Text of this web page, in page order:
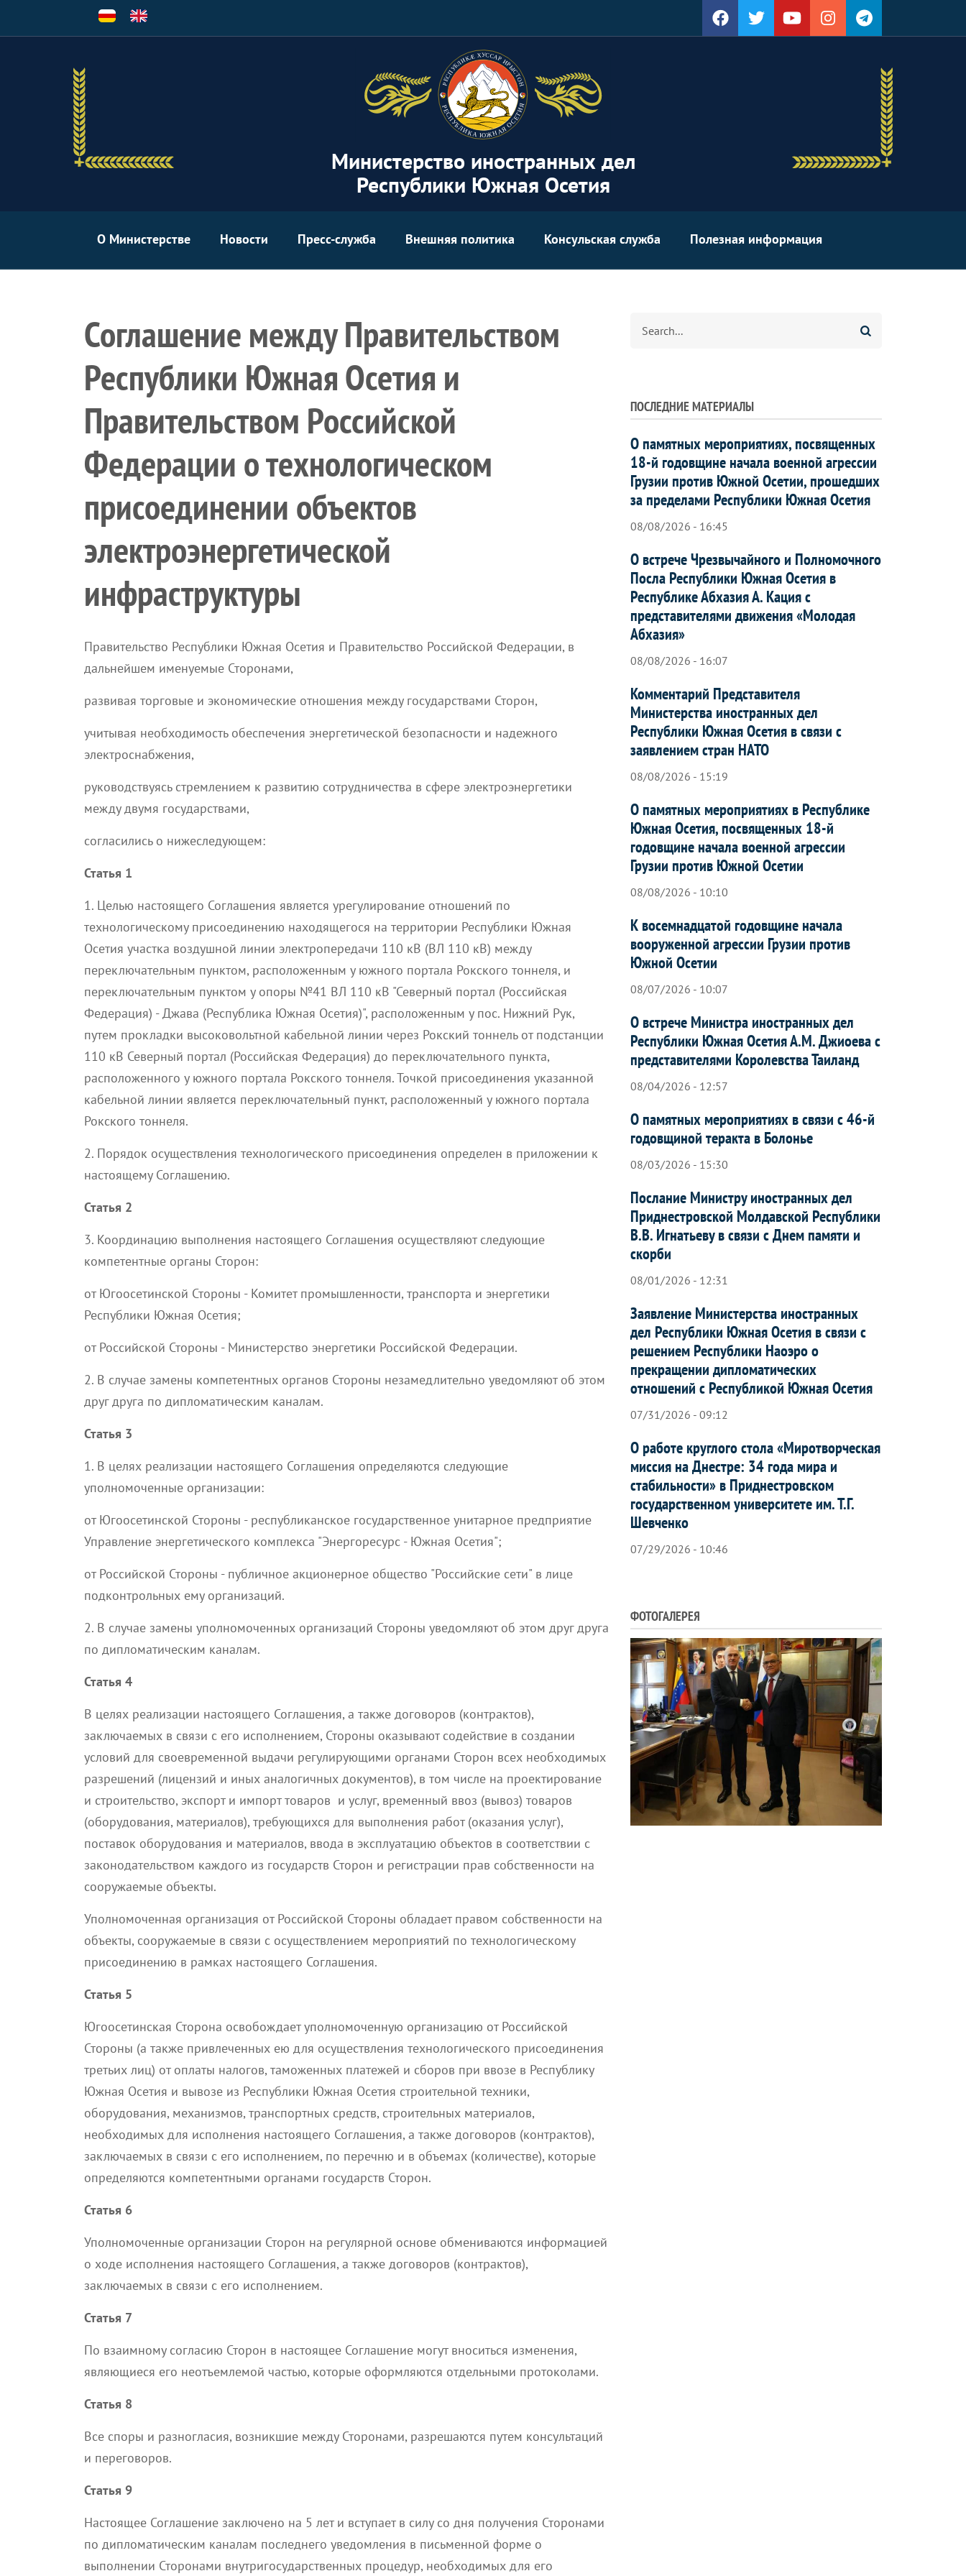
Министерство иностранных дел
Республики Южная Осетия
О Министерстве Новости Пресс-служба Внешняя политика Консульская служба Полезная информация
Соглашение между Правительством
Республики Южная Осетия и
Правительством Российской
Федерации о технологическом
присоединении объектов
электроэнергетической
инфраструктуры
Правительство Республики Южная Осетия и Правительство Российской Федерации, в
дальнейшем именуемые Сторонами,
развивая торговые и экономические отношения между государствами Сторон,
учитывая необходимость обеспечения энергетической безопасности и надежного
электроснабжения,
руководствуясь стремлением к развитию сотрудничества в сфере электроэнергетики
между двумя государствами,
согласились о нижеследующем:
Статья 1
1. Целью настоящего Соглашения является урегулирование отношений по
технологическому присоединению находящегося на территории Республики Южная
Осетия участка воздушной линии электропередачи 110 кВ (ВЛ 110 кВ) между
переключательным пунктом, расположенным у южного портала Рокского тоннеля, и
переключательным пунктом у опоры №41 ВЛ 110 кВ "Северный портал (Российская
Федерация) - Джава (Республика Южная Осетия)", расположенным у пос. Нижний Рук,
путем прокладки высоковольтной кабельной линии через Рокский тоннель от подстанции
110 кВ Северный портал (Российская Федерация) до переключательного пункта,
расположенного у южного портала Рокского тоннеля. Точкой присоединения указанной
кабельной линии является переключательный пункт, расположенный у южного портала
Рокского тоннеля.
2. Порядок осуществления технологического присоединения определен в приложении к
настоящему Соглашению.
Статья 2
3. Координацию выполнения настоящего Соглашения осуществляют следующие
компетентные органы Сторон:
от Югоосетинской Стороны - Комитет промышленности, транспорта и энергетики
Республики Южная Осетия;
от Российской Стороны - Министерство энергетики Российской Федерации.
2. В случае замены компетентных органов Стороны незамедлительно уведомляют об этом
друг друга по дипломатическим каналам.
Статья 3
1. В целях реализации настоящего Соглашения определяются следующие
уполномоченные организации:
от Югоосетинской Стороны - республиканское государственное унитарное предприятие
Управление энергетического комплекса "Энергоресурс - Южная Осетия";
от Российской Стороны - публичное акционерное общество "Российские сети" в лице
подконтрольных ему организаций.
2. В случае замены уполномоченных организаций Стороны уведомляют об этом друг друга
по дипломатическим каналам.
Статья 4
В целях реализации настоящего Соглашения, а также договоров (контрактов),
заключаемых в связи с его исполнением, Стороны оказывают содействие в создании
условий для своевременной выдачи регулирующими органами Сторон всех необходимых
разрешений (лицензий и иных аналогичных документов), в том числе на проектирование
и строительство, экспорт и импорт товаров и услуг, временный ввоз (вывоз) товаров
(оборудования, материалов), требующихся для выполнения работ (оказания услуг),
поставок оборудования и материалов, ввода в эксплуатацию объектов в соответствии с
законодательством каждого из государств Сторон и регистрации прав собственности на
сооружаемые объекты.
Уполномоченная организация от Российской Стороны обладает правом собственности на
объекты, сооружаемые в связи с осуществлением мероприятий по технологическому
присоединению в рамках настоящего Соглашения.
Статья 5
Югоосетинская Сторона освобождает уполномоченную организацию от Российской
Стороны (а также привлеченных ею для осуществления технологического присоединения
третьих лиц) от оплаты налогов, таможенных платежей и сборов при ввозе в Республику
Южная Осетия и вывозе из Республики Южная Осетия строительной техники,
оборудования, механизмов, транспортных средств, строительных материалов,
необходимых для исполнения настоящего Соглашения, а также договоров (контрактов),
заключаемых в связи с его исполнением, по перечню и в объемах (количестве), которые
определяются компетентными органами государств Сторон.
Статья 6
Уполномоченные организации Сторон на регулярной основе обмениваются информацией
о ходе исполнения настоящего Соглашения, а также договоров (контрактов),
заключаемых в связи с его исполнением.
Статья 7
По взаимному согласию Сторон в настоящее Соглашение могут вноситься изменения,
являющиеся его неотъемлемой частью, которые оформляются отдельными протоколами.
Статья 8
Все споры и разногласия, возникшие между Сторонами, разрешаются путем консультаций
и переговоров.
Статья 9
Настоящее Соглашение заключено на 5 лет и вступает в силу со дня получения Сторонами
по дипломатическим каналам последнего уведомления в письменной форме о
выполнении Сторонами внутригосударственных процедур, необходимых для его
ПОСЛЕДНИЕ МАТЕРИАЛЫ
О памятных мероприятиях, посвященных
18-й годовщине начала военной агрессии
Грузии против Южной Осетии, прошедших
за пределами Республики Южная Осетия
08/08/2026 - 16:45
О встрече Чрезвычайного и Полномочного
Посла Республики Южная Осетия в
Республике Абхазия А. Кация с
представителями движения «Молодая
Абхазия»
08/08/2026 - 16:07
Комментарий Представителя
Министерства иностранных дел
Республики Южная Осетия в связи с
заявлением стран НАТО
08/08/2026 - 15:19
О памятных мероприятиях в Республике
Южная Осетия, посвященных 18-й
годовщине начала военной агрессии
Грузии против Южной Осетии
08/08/2026 - 10:10
К восемнадцатой годовщине начала
вооруженной агрессии Грузии против
Южной Осетии
08/07/2026 - 10:07
О встрече Министра иностранных дел
Республики Южная Осетия А.М. Джиоева с
представителями Королевства Таиланд
08/04/2026 - 12:57
О памятных мероприятиях в связи с 46-й
годовщиной теракта в Болонье
08/03/2026 - 15:30
Послание Министру иностранных дел
Приднестровской Молдавской Республики
В.В. Игнатьеву в связи с Днем памяти и
скорби
08/01/2026 - 12:31
Заявление Министерства иностранных
дел Республики Южная Осетия в связи с
решением Республики Наоэро о
прекращении дипломатических
отношений с Республикой Южная Осетия
07/31/2026 - 09:12
О работе круглого стола «Миротворческая
миссия на Днестре: 34 года мира и
стабильности» в Приднестровском
государственном университете им. Т.Г.
Шевченко
07/29/2026 - 10:46
ФОТОГАЛЕРЕЯ